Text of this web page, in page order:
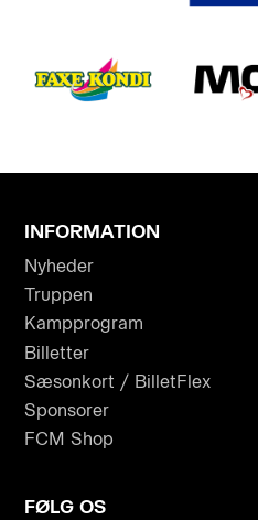
INFORMATION
Nyheder
Truppen
Kampprogram
Billetter
Sæsonkort / BilletFlex
Sponsorer
FCM Shop
FØLG OS